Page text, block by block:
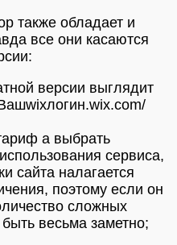
также обладает и
все они касаются
версии выглядит
а выбрать
сервиса,
сайта налагается
поэтому если он
сложных
весьма заметно;